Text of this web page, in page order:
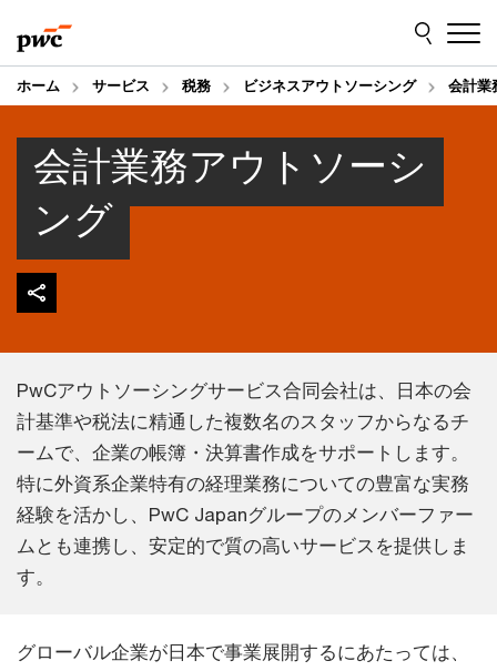
to
content
to
footer
ホーム サービス 税務 ビジネスアウトソーシング 会計業
会計業務アウトソーシ
ング
PwCアウトソーシングサービス合同会社は、日本の会
計基準や税法に精通した複数名のスタッフからなるチ
ームで、企業の帳簿・決算書作成をサポートします。
特に外資系企業特有の経理業務についての豊富な実務
経験を活かし、PwC Japanグループのメンバーファー
ムとも連携し、安定的で質の高いサービスを提供しま
す。
グローバル企業が日本で事業展開するにあたっては、